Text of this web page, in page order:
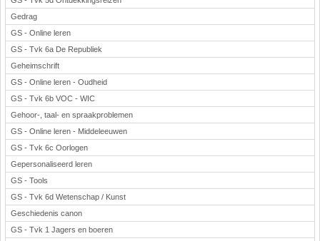
Gedrag
GS - Online leren
GS - Tvk 6a De Republiek
Geheimschrift
GS - Online leren - Oudheid
GS - Tvk 6b VOC - WIC
Gehoor-, taal- en spraakproblemen
GS - Online leren - Middeleeuwen
GS - Tvk 6c Oorlogen
Gepersonaliseerd leren
GS - Tools
GS - Tvk 6d Wetenschap / Kunst
Geschiedenis canon
GS - Tvk 1 Jagers en boeren